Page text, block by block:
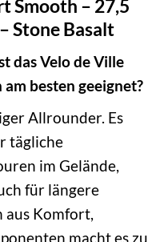
Smooth – 27,5
Stone Basalt
das Velo de Ville
am besten geeignet?
Allrounder. Es
tägliche
im Gelände,
für längere
aus Komfort,
macht es zu